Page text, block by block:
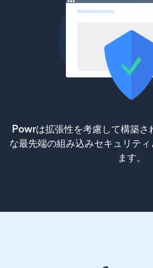
Powrは拡張性を考慮して構築さ
な最先端の組み込みセキュリテ
ます。